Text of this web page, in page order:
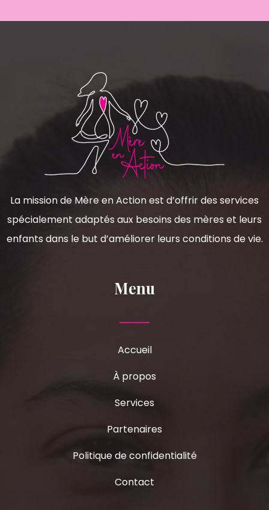
La mission de Mère en Action est d’offrir des services
spécialement adaptés aux besoins des mères et leurs
enfants dans le but d’améliorer leurs conditions de vie.
Menu
Accueil
À propos
Services
Partenaires
Politique de confidentialité
Contact